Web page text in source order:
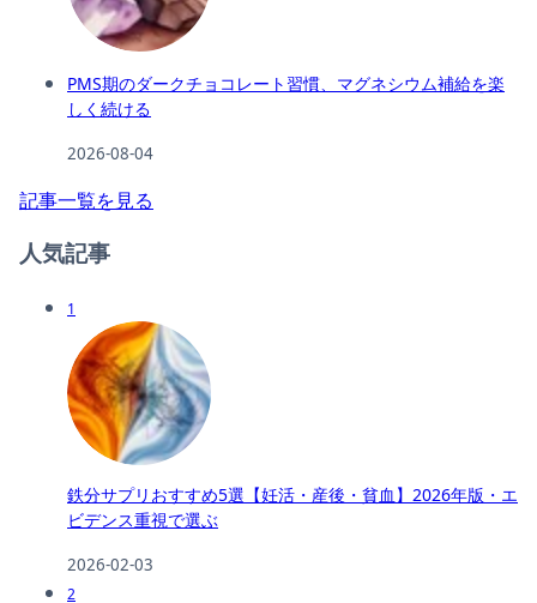
PMS期のダークチョコレート習慣、マグネシウム補給を楽
しく続ける
2026-08-04
記事一覧を見る
人気記事
1
鉄分サプリおすすめ5選【妊活・産後・貧血】2026年版・エ
ビデンス重視で選ぶ
2026-02-03
2